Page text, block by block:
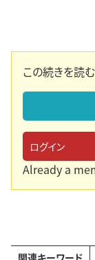
この続きを読
ログイン
Already a